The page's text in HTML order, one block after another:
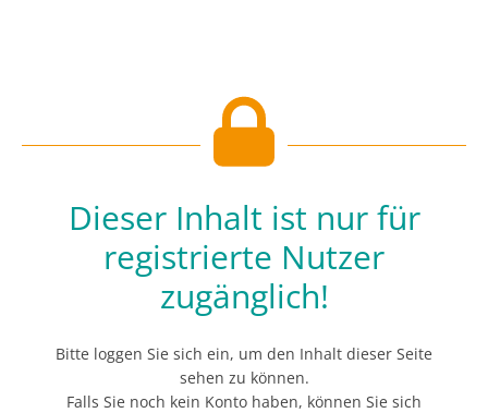
Dieser Inhalt ist nur für
registrierte Nutzer
zugänglich!
Bitte loggen Sie sich ein, um den Inhalt dieser Seite
sehen zu können.
Falls Sie noch kein Konto haben, können Sie sich